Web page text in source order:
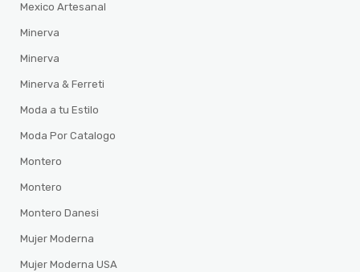
Mexico Artesanal
Minerva
Minerva
Minerva & Ferreti
Moda a tu Estilo
Moda Por Catalogo
Montero
Montero
Montero Danesi
Mujer Moderna
Mujer Moderna USA